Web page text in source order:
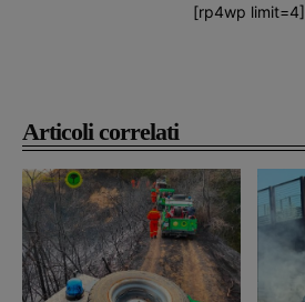
Articoli correlati
[rp4wp limit=4]